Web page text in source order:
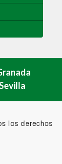
los derechos